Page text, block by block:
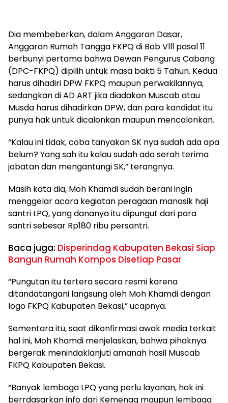
Dia membeberkan, dalam Anggaran Dasar,
Anggaran Rumah Tangga FKPQ di Bab Vlll pasal 11
berbunyi pertama bahwa Dewan Pengurus Cabang
(DPC-FKPQ) dipilih untuk masa bakti 5 Tahun. Kedua
harus dihadiri DPW FKPQ maupun perwakilannya,
sedangkan di AD ART jika diadakan Muscab atau
Musda harus dihadirkan DPW, dan para kandidat itu
punya hak untuk dicalonkan maupun mencalonkan.
“Kalau ini tidak, coba tanyakan SK nya sudah ada apa
belum? Yang sah itu kalau sudah ada serah terima
jabatan dan mengantungi SK,” terangnya.
Masih kata dia, Moh Khamdi sudah berani ingin
menggelar acara kegiatan peragaan manasik haji
santri LPQ, yang dananya itu dipungut dari para
santri sebesar Rp180 ribu persantri.
Baca juga: Disperindag Kabupaten Bekasi Siap
Bangun Rumah Kompos Disetiap Pasar
“Pungutan itu tertera secara resmi karena
ditandatangani langsung oleh Moh Khamdi dengan
logo FKPQ Kabupaten Bekasi,” ucapnya.
Sementara itu, saat dikonfirmasi awak media terkait
hal ini, Moh Khamdi menjelaskan, bahwa pihaknya
bergerak menindaklanjuti amanah hasil Muscab
FKPQ Kabupaten Bekasi.
“Banyak lembaga LPQ yang perlu layanan, hak ini
berrdasarkan info dari Kemenag maupun lembaga